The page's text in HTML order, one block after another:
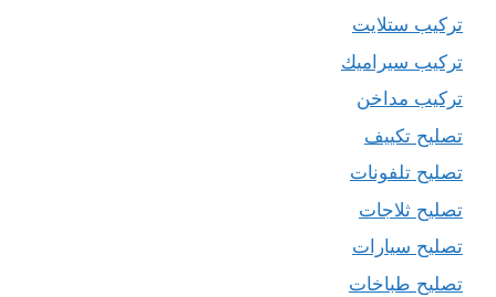
تركيب ستلايت
تركيب سيراميك
تركيب مداخن
تصليح تكييف
تصليح تلفونات
تصليح ثلاجات
تصليح سيارات
تصليح طباخات